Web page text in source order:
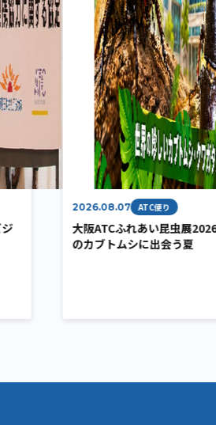
2026.08.07 ATC便り
大阪ATCふれあい昆虫展2026｜世界
のカブトムシに出会う夏